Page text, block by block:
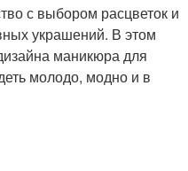
с выбором расцветок и
украшений. В этом
маникюра для
молодо, модно и в